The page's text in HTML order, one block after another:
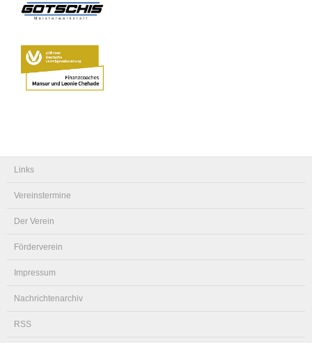
Links
Vereinstermine
Der Verein
Förderverein
Impressum
Nachrichtenarchiv
RSS